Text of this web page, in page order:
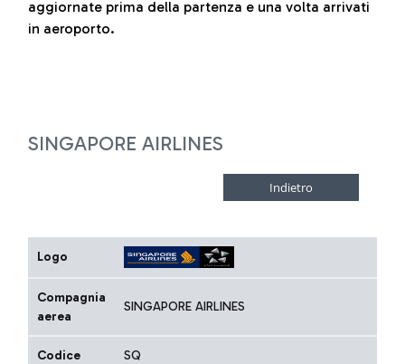
aggiornate prima della partenza e una volta arrivati
in aeroporto.
SINGAPORE AIRLINES
Logo
Compagnia
aerea
SINGAPORE AIRLINES
Codice SQ